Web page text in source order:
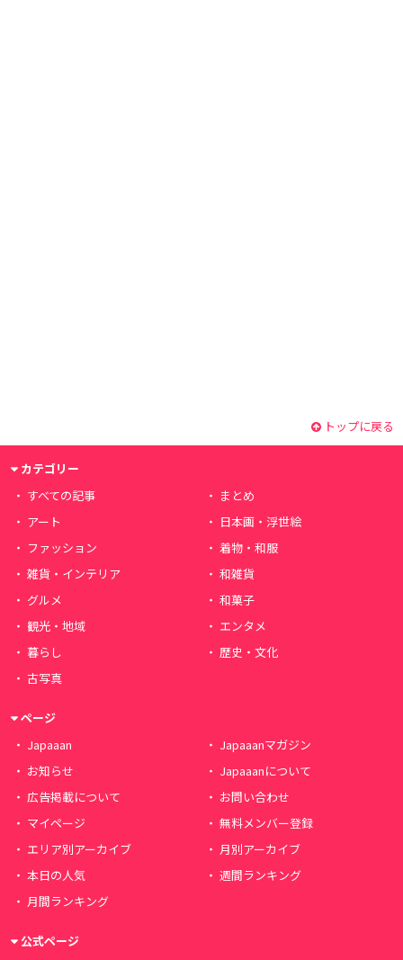
トップに戻る
カテゴリー
すべての記事
まとめ
アート
日本画・浮世絵
ファッション
着物・和服
雑貨・インテリア
和雑貨
グルメ
和菓子
観光・地域
エンタメ
暮らし
歴史・文化
古写真
ページ
Japaaan
Japaaanマガジン
お知らせ
Japaaanについて
広告掲載について
お問い合わせ
マイページ
無料メンバー登録
エリア別アーカイブ
月別アーカイブ
本日の人気
週間ランキング
月間ランキング
公式ページ